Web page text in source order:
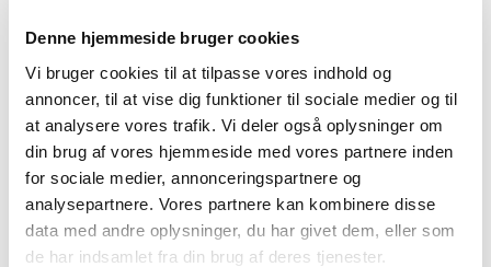
Denne hjemmeside bruger cookies
Vi bruger cookies til at tilpasse vores indhold og
annoncer, til at vise dig funktioner til sociale medier og til
at analysere vores trafik. Vi deler også oplysninger om
din brug af vores hjemmeside med vores partnere inden
for sociale medier, annonceringspartnere og
analysepartnere. Vores partnere kan kombinere disse
data med andre oplysninger, du har givet dem, eller som
de har indsamlet fra din brug af deres tjenester.
|10. august 2016|
Lægemiddelstyrelsen har besluttet, at Hydrokortison
”Orion”® skal have generelt tilskud med virkning fra 12.…
Bevilling til Vordingborg Apotek
|9. august 2016|
Lægemiddelstyrelsen har den 8. august 2016 meddelt
Birgitte Egeberg Carlsen bevilling til at drive…